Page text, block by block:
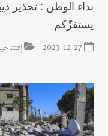
نداء الوطن : تحذير
يستفزّكم
2023-12-27